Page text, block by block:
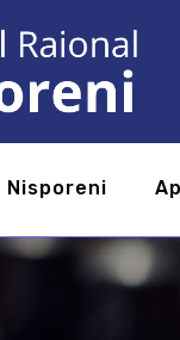
Nisporeni